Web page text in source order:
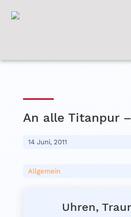
An alle Titanpur
14 Juni, 2011
Allgemein
Uhren,